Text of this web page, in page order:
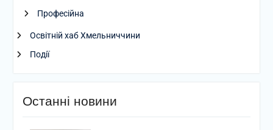
Професійна
Освітній хаб Хмельниччини
Події
Останні новини